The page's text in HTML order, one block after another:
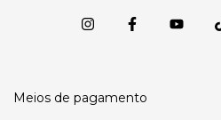
Meios de pagamento